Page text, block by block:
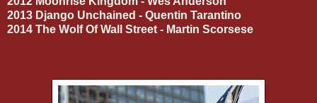
2013 Django Unchained - Quentin Tarantino
2014 The Wolf Of Wall Street - Martin Scorsese